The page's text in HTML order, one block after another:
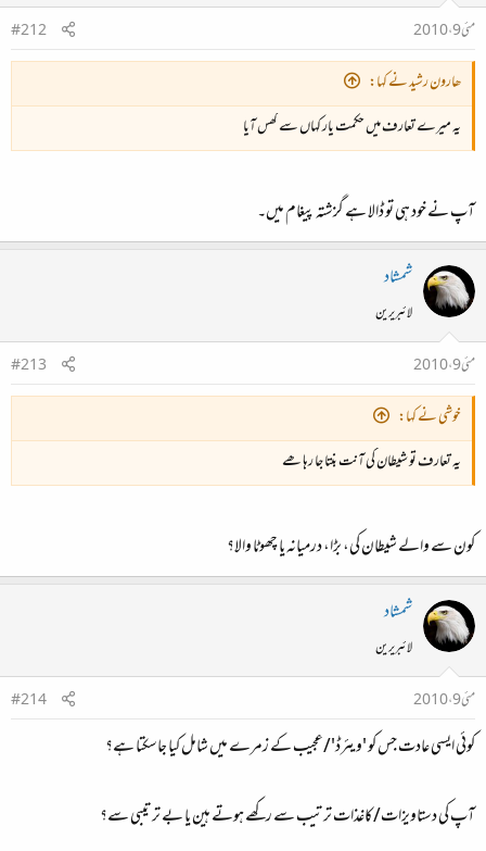
مئی 9، 2010
#212
ھارون رشید نے کہا:
یہ میرے تعارف میں حکمت یار کہاں سے گھس آیا
آپ نے خود ہی تو ڈالا ہے گزشتہ پیغام میں۔
شمشاد
لائبریرین
مئی 9، 2010
#213
خوشی نے کہا:
یہ تعارف تو شیطان کی آنت بنتا جا رہا ھے
کون سے والے شیطان کی، بڑا، درمیانہ یا چھوٹا والا؟
شمشاد
لائبریرین
مئی 9، 2010
#214
کوئی ایسی عادت جس کو 'ویئرڈ'/عجیب کے زمرے میں شامل کیا جاسکتا ہے؟
آپ کی دستاویزات/کاغذات ترتیب سے رکھے ہوتے ہین یا بے ترتیبی سے؟